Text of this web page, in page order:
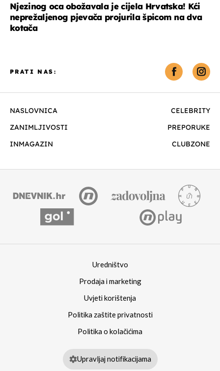
Njezinog oca obožavala je cijela Hrvatska! Kći
neprežaljenog pjevača projurila špicom na dva
kotača
NASLOVNICA
CELEBRITY
ZANIMLJIVOSTI
PREPORUKE
INMAGAZIN
CLUBZONE
PRATI NAS:
Uredništvo
Prodaja i marketing
Uvjeti korištenja
Politika zaštite privatnosti
Politika o kolačićima
Upravljaj notifikacijama